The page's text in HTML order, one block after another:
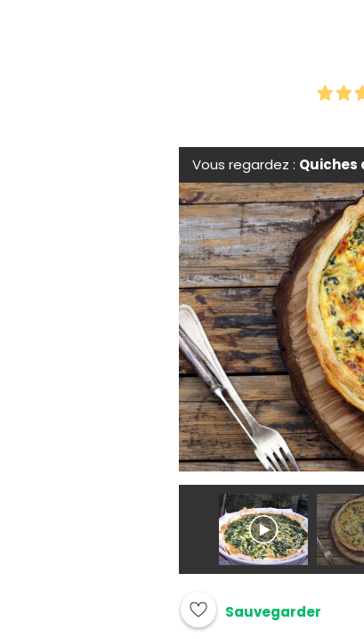
Vous regardez : Quiches
Sauvegarder